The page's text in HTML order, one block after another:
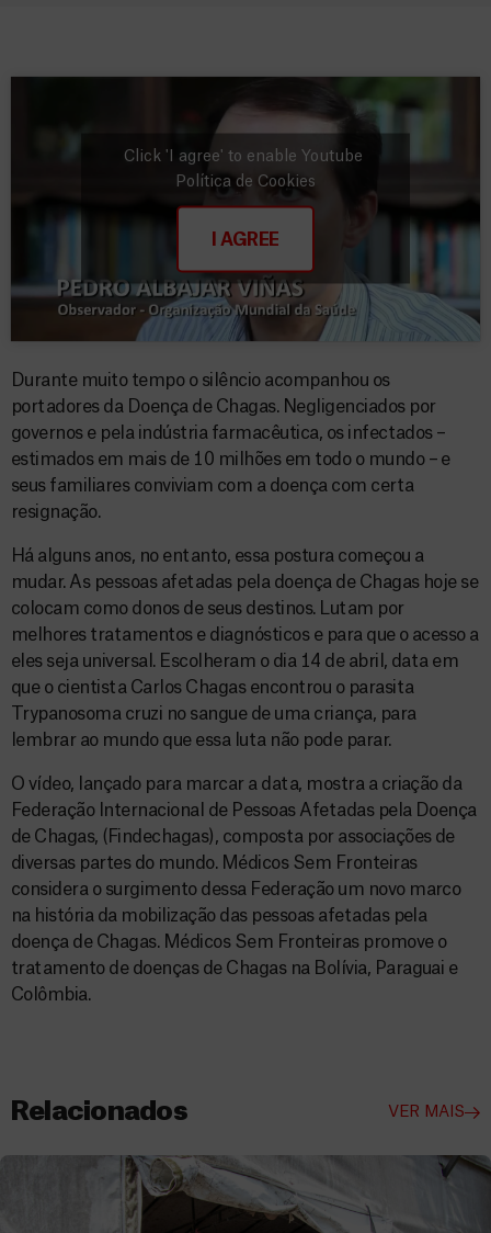
Click 'I agree' to enable Youtube
Política de Cookies
I AGREE
Durante muito tempo o silêncio acompanhou os
portadores da Doença de Chagas. Negligenciados por
governos e pela indústria farmacêutica, os infectados –
estimados em mais de 10 milhões em todo o mundo – e
seus familiares conviviam com a doença com certa
resignação.
Há alguns anos, no entanto, essa postura começou a
mudar. As pessoas afetadas pela doença de Chagas hoje se
colocam como donos de seus destinos. Lutam por
melhores tratamentos e diagnósticos e para que o acesso a
eles seja universal. Escolheram o dia 14 de abril, data em
que o cientista Carlos Chagas encontrou o parasita
Trypanosoma cruzi no sangue de uma criança, para
lembrar ao mundo que essa luta não pode parar.
O vídeo, lançado para marcar a data, mostra a criação da
Federação Internacional de Pessoas Afetadas pela Doença
de Chagas, (Findechagas), composta por associações de
diversas partes do mundo. Médicos Sem Fronteiras
considera o surgimento dessa Federação um novo marco
na história da mobilização das pessoas afetadas pela
doença de Chagas. Médicos Sem Fronteiras promove o
tratamento de doenças de Chagas na Bolívia, Paraguai e
Colômbia.
Relacionados VER MAIS